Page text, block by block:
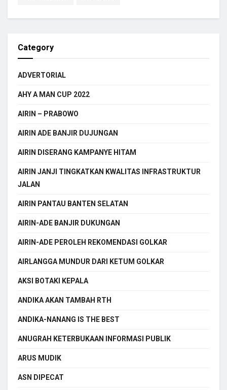
Category
ADVERTORIAL
AHY A MAN CUP 2022
AIRIN – PRABOWO
AIRIN ADE BANJIR DUJUNGAN
AIRIN DISERANG KAMPANYE HITAM
AIRIN JANJI TINGKATKAN KWALITAS INFRASTRUKTUR
JALAN
AIRIN PANTAU BANTEN SELATAN
AIRIN-ADE BANJIR DUKUNGAN
AIRIN-ADE PEROLEH REKOMENDASI GOLKAR
AIRLANGGA MUNDUR DARI KETUM GOLKAR
AKSI BOTAKI KEPALA
ANDIKA AKAN TAMBAH RTH
ANDIKA-NANANG IS THE BEST
ANUGRAH KETERBUKAAN INFORMASI PUBLIK
ARUS MUDIK
ASN DIPECAT